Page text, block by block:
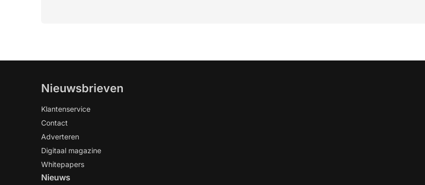
Nieuwsbrieven
Klantenservice
Contact
Adverteren
Digitaal magazine
Whitepapers
Nieuws